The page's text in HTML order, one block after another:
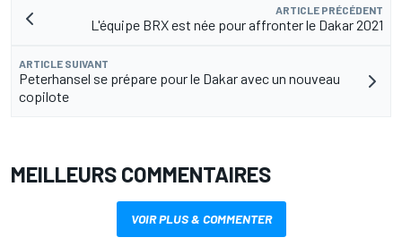
ARTICLE PRÉCÉDENT
L'équipe BRX est née pour affronter le Dakar 2021
ARTICLE SUIVANT
Peterhansel se prépare pour le Dakar avec un nouveau
copilote
MEILLEURS COMMENTAIRES
VOIR PLUS & COMMENTER